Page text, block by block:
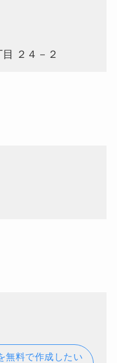
２４－２
無料で作成したい